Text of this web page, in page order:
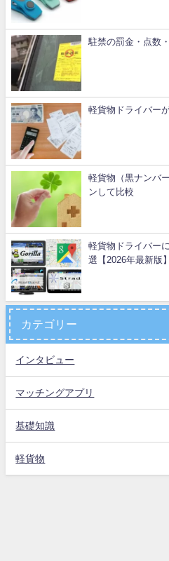
駐禁の罰金・点数
軽貨物ドライバー
軽貨物（黒ナンバ
ンして比較
軽貨物ドライバー
選【2026年最新版】
カテゴリー
インタビュー
マッチングアプリ
基礎知識
軽貨物